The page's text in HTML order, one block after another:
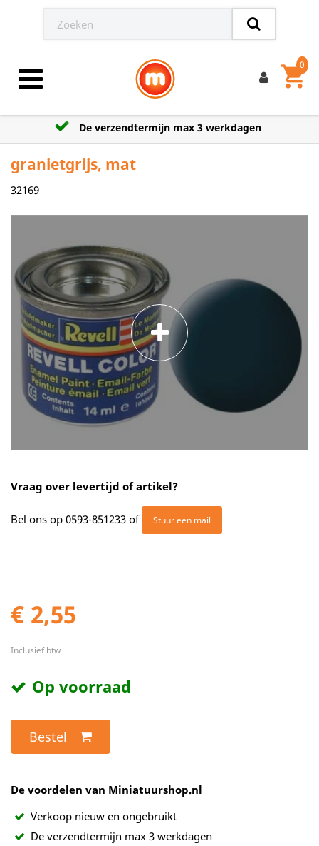
Toggle navigation shopping_cart
0
De verzendtermijn max 3 werkdagen
granietgrijs, mat
32169
Vraag over levertijd of artikel?
Bel ons op 0593-851233 of Stuur een mail
€ 2,55
Inclusief btw
Op voorraad
Bestel
De voordelen van Miniatuurshop.nl
Verkoop nieuw en ongebruikt
De verzendtermijn max 3 werkdagen